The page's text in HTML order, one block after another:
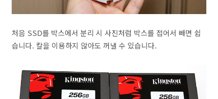
처음 SSD를 박스에서 분리 시 사진처럼 박스를 접어서 빼면 쉽
습니다. 칼을 이용하지 않아도 꺼낼 수 있습니다.